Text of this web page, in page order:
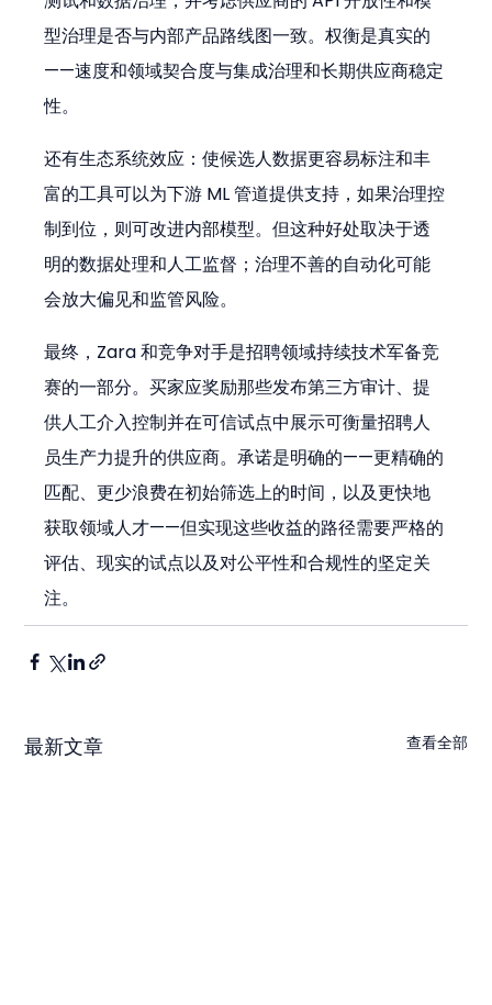
型治理是否与内部产品路线图一致。权衡是真实的
——速度和领域契合度与集成治理和长期供应商稳定
性。
还有生态系统效应：使候选人数据更容易标注和丰
富的工具可以为下游 ML 管道提供支持，如果治理控
制到位，则可改进内部模型。但这种好处取决于透
明的数据处理和人工监督；治理不善的自动化可能
会放大偏见和监管风险。
最终，Zara 和竞争对手是招聘领域持续技术军备竞
赛的一部分。买家应奖励那些发布第三方审计、提
供人工介入控制并在可信试点中展示可衡量招聘人
员生产力提升的供应商。承诺是明确的——更精确的
匹配、更少浪费在初始筛选上的时间，以及更快地
获取领域人才——但实现这些收益的路径需要严格的
评估、现实的试点以及对公平性和合规性的坚定关
注。
最新文章 查看全部